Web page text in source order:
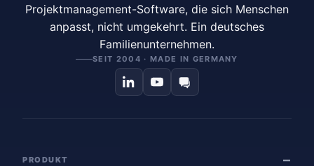
Projektmanagement-Software, die sich Menschen
anpasst, nicht umgekehrt. Ein deutsches
Familienunternehmen.
SEIT 2004 · MADE IN GERMANY
PRODUKT